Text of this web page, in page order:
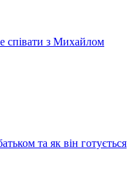
співати з Михайлом
та як він готується